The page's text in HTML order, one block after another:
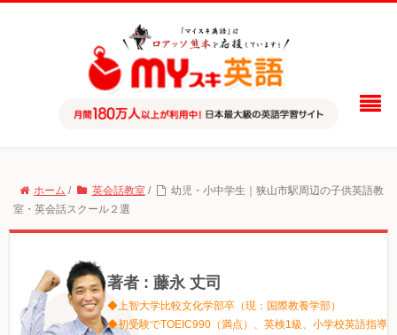
ホーム / 英会話教室 /
幼児・小中学生｜狭山市駅周辺の子供英語教
室・英会話スクール２選
著者 : 藤永 丈司
◆上智大学比較文化学部卒（現：国際教養学部）
◆初受験でTOEIC990（満点）、英検1級、小学校英語指導